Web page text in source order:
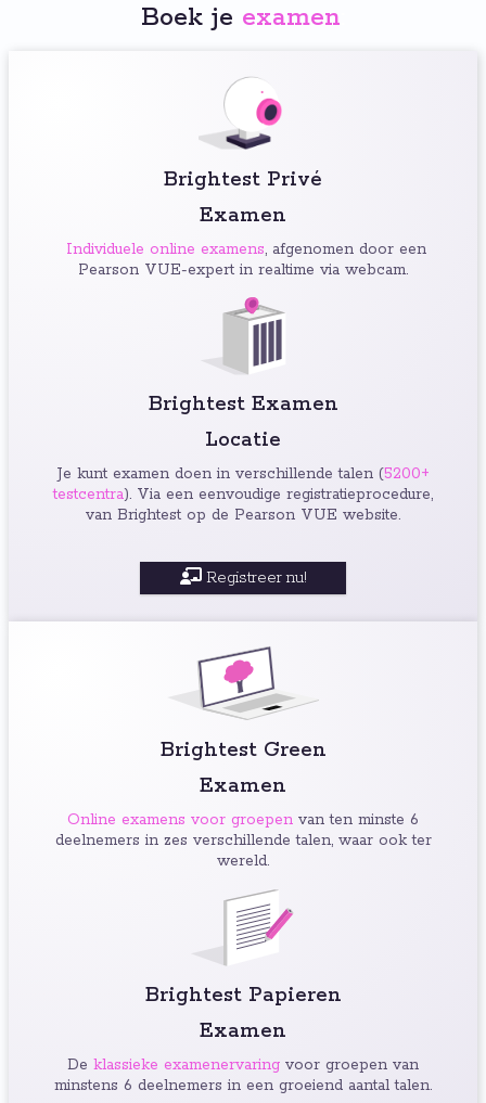
Boek je examen
Brightest Privé
Examen
Individuele online examens, afgenomen door een
Pearson VUE-expert in realtime via webcam.
Brightest Examen
Locatie
Je kunt examen doen in verschillende talen (5200+
testcentra). Via een eenvoudige registratieprocedure,
van Brightest op de Pearson VUE website.
Registreer nu!
Brightest Green
Examen
Online examens voor groepen van ten minste 6
deelnemers in zes verschillende talen, waar ook ter
wereld.
Brightest Papieren
Examen
De klassieke examenervaring voor groepen van
minstens 6 deelnemers in een groeiend aantal talen.